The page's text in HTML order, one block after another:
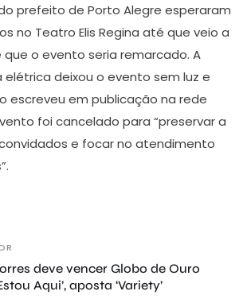
prefeito de Porto Alegre esperaram
no Teatro Elis Regina até que veio a
o evento seria remarcado. A
deixou o evento sem luz e
escreveu em publicação na rede
foi cancelado para “preservar a
e focar no atendimento
deve vencer Globo de Ouro
Aqui’, aposta ‘Variety’